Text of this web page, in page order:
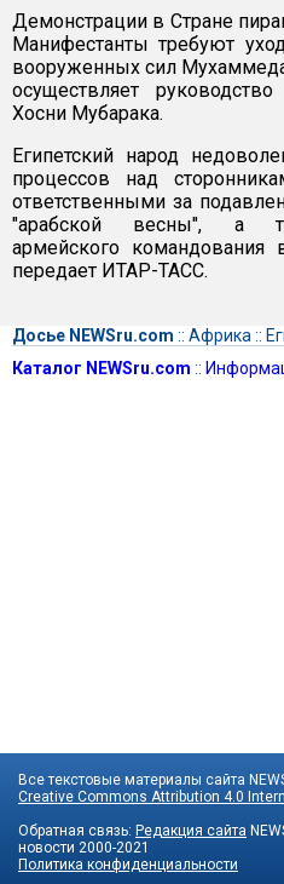
Демонстрации в Стране
Манифестанты требуют
вооруженных сил
осуществляет
Хосни Мубарака.
Египетский народ
процессов над
ответственными за
"арабской весны", а
армейского командования
передает ИТАР-ТАСС.
Досье NEWSru.com :: Африка ::
Каталог NEWSru.com ::
Все текстовые материалы сайта
Creative Commons Attribution 4.0
Обратная связь: Редакция сайта
новости 2000-2021
Политика конфиденциальности